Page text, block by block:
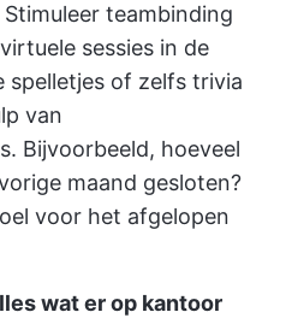
teambinding
sessies in de
spelletjes of zelfs trivia
van
Bijvoorbeeld, hoeveel
maand gesloten?
voor het afgelopen
wat er op kantoor